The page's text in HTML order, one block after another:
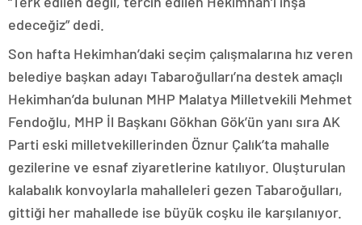
edeceğiz” dedi.
Son hafta Hekimhan’daki seçim çalışmalarına hız veren
belediye başkan adayı Tabaroğulları’na destek amaçlı
Hekimhan’da bulunan MHP Malatya Milletvekili Mehmet
Fendoğlu, MHP İl Başkanı Gökhan Gök’ün yanı sıra AK
Parti eski milletvekillerinden Öznur Çalık’ta mahalle
gezilerine ve esnaf ziyaretlerine katılıyor. Oluşturulan
kalabalık konvoylarla mahalleleri gezen Tabaroğulları,
gittiği her mahallede ise büyük coşku ile karşılanıyor.